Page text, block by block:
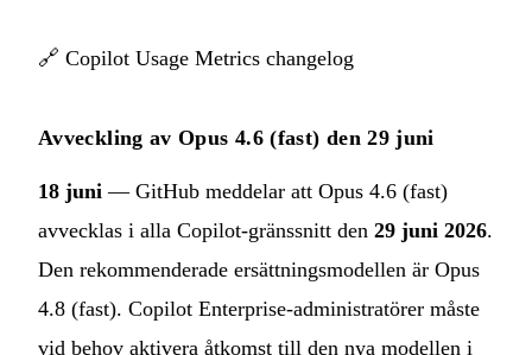
🔗 Copilot Usage Metrics changelog
Avveckling av Opus 4.6 (fast) den 29 juni
18 juni — GitHub meddelar att Opus 4.6 (fast)
avvecklas i alla Copilot-gränssnitt den 29 juni 2026.
Den rekommenderade ersättningsmodellen är Opus
4.8 (fast). Copilot Enterprise-administratörer måste
vid behov aktivera åtkomst till den nya modellen i